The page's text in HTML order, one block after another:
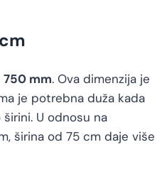
750 mm. Ova dimenzija je
je potrebna duža kada
U odnosu na
širina od 75 cm daje više